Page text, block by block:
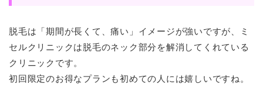
脱毛は「期間が長くて、痛い」イメージが強いですが、ミ
セルクリニックは脱毛のネック部分を解消してくれている
クリニックです。
初回限定のお得なプランも初めての人には嬉しいですね。